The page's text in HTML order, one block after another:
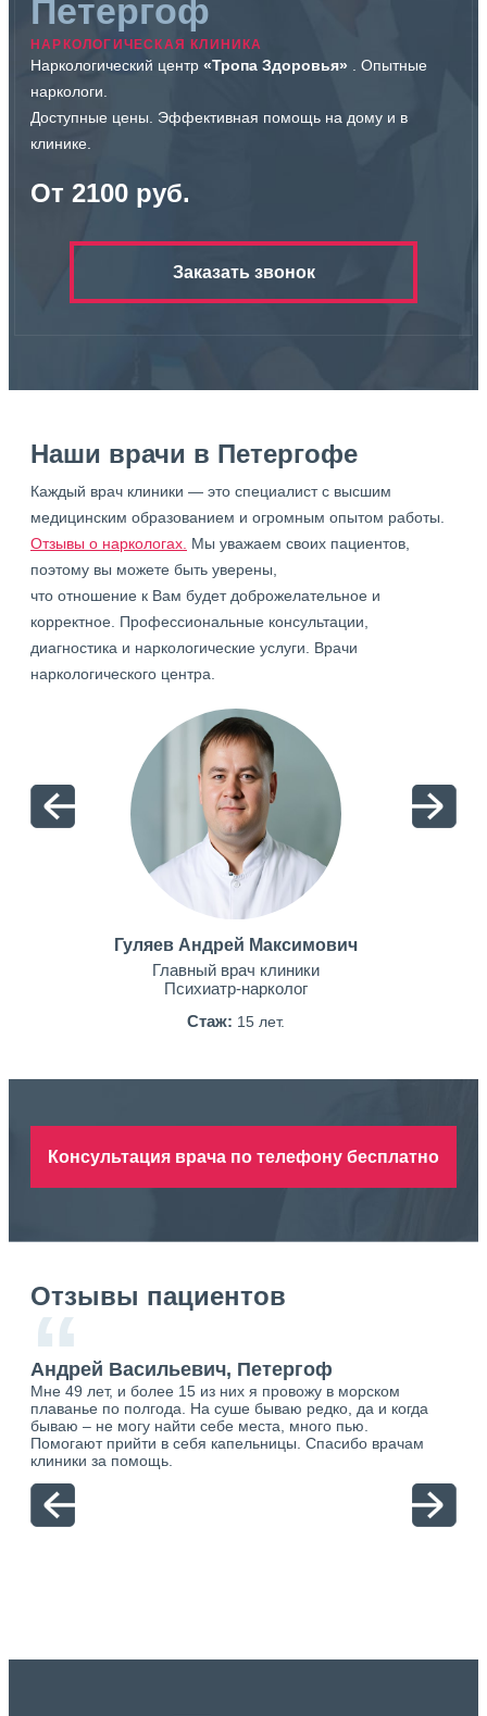
Петергоф
НАРКОЛОГИЧЕСКАЯ КЛИНИКА
Наркологический центр «Тропа Здоровья» . Опытные
наркологи.
Доступные цены. Эффективная помощь на дому и в
клинике.
От 2100 руб.
Заказать звонок
Наши врачи в Петергофе
Каждый врач клиники — это специалист с высшим
медицинским образованием и огромным опытом работы.
Отзывы о наркологах. Мы уважаем своих пациентов,
поэтому вы можете быть уверены,
что отношение к Вам будет доброжелательное и
корректное. Профессиональные консультации,
диагностика и наркологические услуги. Врачи
наркологического центра.
Гуляев Андрей Максимович
Главный врач клиники
Психиатр-нарколог
Стаж: 15 лет.
Консультация врача по телефону бесплатно
Отзывы пациентов
“
Андрей Васильевич, Петергоф
Мне 49 лет, и более 15 из них я провожу в морском
плаванье по полгода. На суше бываю редко, да и когда
бываю – не могу найти себе места, много пью.
Помогают прийти в себя капельницы. Спасибо врачам
клиники за помощь.